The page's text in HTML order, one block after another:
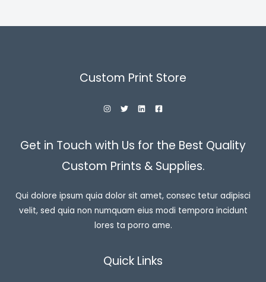
Custom Print Store
Get in Touch with Us for the Best Quality
Custom Prints & Supplies.
Qui dolore ipsum quia dolor sit amet, consec tetur adipisci
velit, sed quia non numquam eius modi tempora incidunt
lores ta porro ame.
Quick Links